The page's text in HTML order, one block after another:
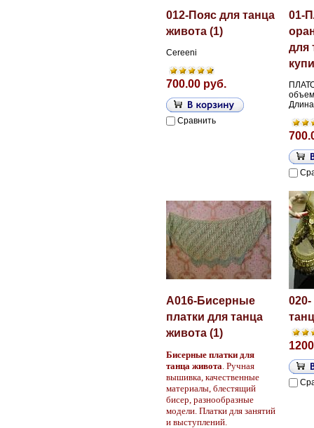
012-Пояс для танца
живота (1)
Cereeni
700.00 руб.
Сравнить
01-
для
A016-Бисерные
платки для танца
живота (1)
Бисерные платки для
танца живота. Ручная
вышивка, качественные
материалы, блестящий
бисер, разнообразные
модели. Платки для занятий
и выступлений.